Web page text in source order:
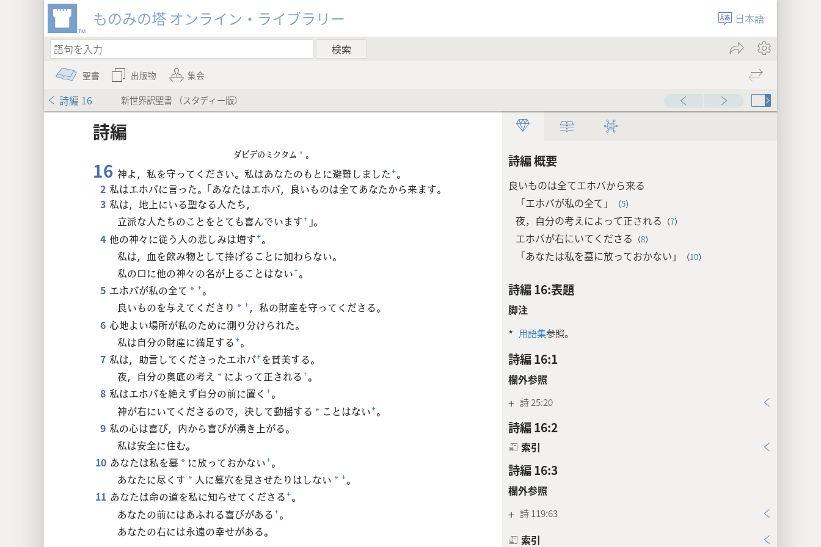
ものみの塔 オンライン・ライブラリー 日本語
聖書 出版物 集会
詩編 16 新世界訳聖書 （スタディー版）
詩編 概要
良いものは全てエホバから来る
「エホバが私の全て」
（5）
夜，自分の考えによって正される （7）
エホバが右にいてくださる （8）
「あなたは私を墓に放っておかない」 （10）
詩編 16:表題
脚注
* 用語集参照。
詩編 16:1
欄外参照
+ 詩 25:20
詩編 16:2
索引
詩編 16:3
欄外参照
+ 詩 119:63
索引
詩編
ダビデのミクタム * 。
16 神よ，私を守ってください。私はあなたのもとに避難しました+。
2 私はエホバに言った。「あなたはエホバ，良いものは全てあなたから来ます。
3 私は，地上にいる聖なる人たち，
立派な人たちのことをとても喜んでいます+ 」。
4 他の神々に従う人の悲しみは増す+。
私は，血を飲み物として捧げることに加わらない。
私の口に他の神々の名が上ることはない+。
5 エホバが私の全て * +。
良いものを与えてくださり * +，私の財産を守ってくださる。
6 心地よい場所が私のために測り分けられた。
私は自分の財産に満足する+。
7 私は，助言してくださったエホバ+を賛美する。
夜，自分の奥底の考え * によって正される+。
8 私はエホバを絶えず自分の前に置く +。
神が右にいてくださるので，決して動揺する * ことはない+。
9 私の心は喜び，内から喜びが湧き上がる。
私は安全に住む。
10 あなたは私を墓 * に放っておかない+。
あなたに尽くす * 人に墓穴を見させたりはしない * +。
11 あなたは命の道を私に知らせてくださる+。
あなたの前にはあふれる喜びがある+。
あなたの右には永遠の幸せがある。